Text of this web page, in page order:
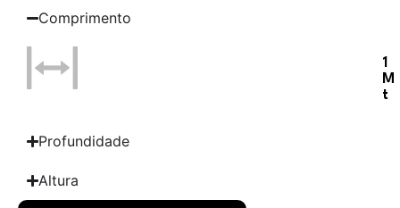
Comprimento
1
M
T
Profundidade
Altura